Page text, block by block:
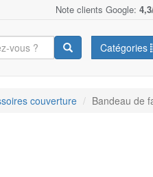
Note clients Google:
Catégories
couverture Bandeau de